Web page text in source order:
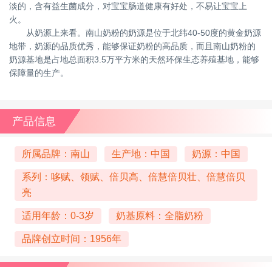
淡的，含有益生菌成分，对宝宝肠道健康有好处，不易让宝宝上
火。
从奶源上来看。南山奶粉的奶源是位于北纬40-50度的黄金奶源
地带，奶源的品质优秀，能够保证奶粉的高品质，而且南山奶粉的
奶源基地是占地总面积3.5万平方米的天然环保生态养殖基地，能够
保障量的生产。
产品信息
所属品牌：南山 生产地：中国 奶源：中国
系列：哆赋、领赋、倍贝高、倍慧倍贝壮、倍慧倍贝
亮
适用年龄：0-3岁 奶基原料：全脂奶粉
品牌创立时间：1956年